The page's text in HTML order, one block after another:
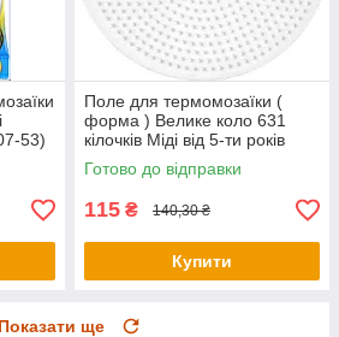
53)
Поле для термомозаїки (
форма ) Велике коло 631
кілочків Міді від 5-ти років
Hama 221
Готово до відправки
115 ₴ 140,30 ₴
Купити
Показати ще